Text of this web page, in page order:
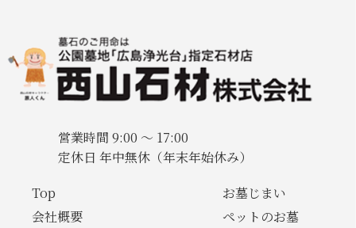
営業時間 9:00 〜 17:00
定休日 年中無休（年末年始休み）
Top
会社概要
お墓じまい
ペットのお墓